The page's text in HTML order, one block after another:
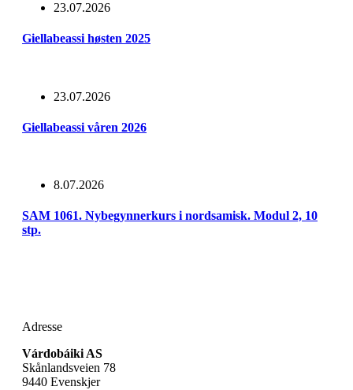
23.07.2026
Giellabeassi høsten 2025
23.07.2026
Giellabeassi våren 2026
8.07.2026
SAM 1061. Nybegynnerkurs i nordsamisk. Modul 2, 10
stp.
Adresse
Várdobáiki AS
Skånlandsveien 78
9440 Evenskjer